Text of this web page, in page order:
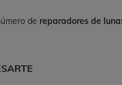
de reparadores de